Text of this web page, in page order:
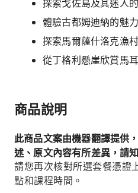
探索戈佐島及其迷人
體驗古都姆迪納的魅力
探索馬爾薩什洛克漁
從丁格利懸崖欣賞馬
商品說明
此商品文案由機器翻譯提供
述、原文內容有所差異，請
請您再次核對所選套餐憑證
點和課程時間。